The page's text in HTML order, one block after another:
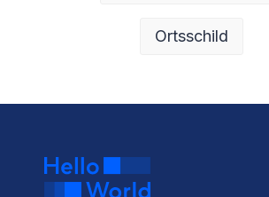
Ortsschild